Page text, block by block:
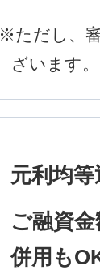
※ただし、
ざいます。
元利均
ご融資
併用も